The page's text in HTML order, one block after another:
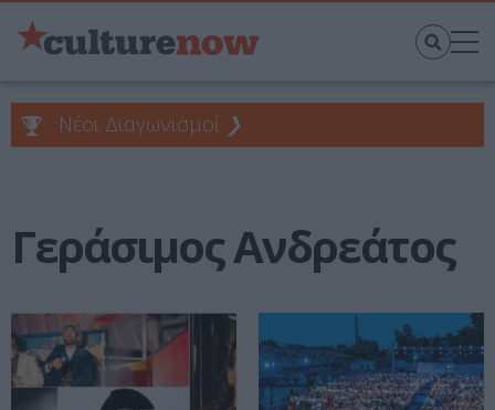
Νέοι Διαγωνισμοί ❯
Γεράσιμος Ανδρεάτος